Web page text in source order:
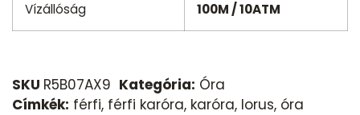
Vízállóság 100M / 10ATM
SKU R5B07AX9 Kategória: Óra
Címkék: férfi, férfi karóra, karóra, lorus, óra